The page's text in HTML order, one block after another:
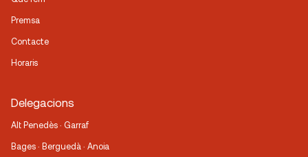
Premsa
Contacte
Horaris
Delegacions
Alt Penedès · Garraf
Bages · Berguedà · Anoia